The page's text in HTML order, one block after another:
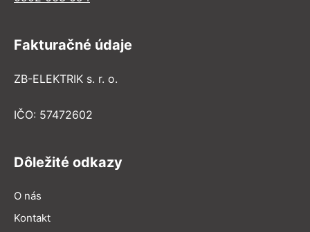
Fakturačné údaje
ZB-ELEKTRIK s. r. o.
IČO: 57472602
Dôležité odkazy
O nás
Kontakt